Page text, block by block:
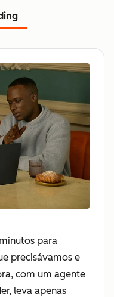
para
precisávamos e
com um agente
leva apenas